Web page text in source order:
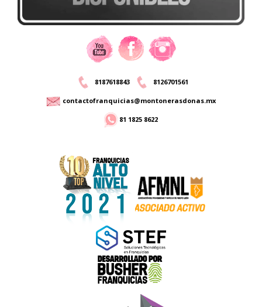
8187618843 8126701561
contactofranquicias@montonerasdonas.mx
81 1825 8622